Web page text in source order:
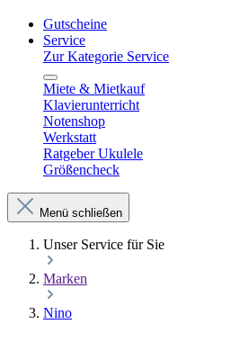
Gutscheine
Service
Zur Kategorie Service
Miete & Mietkauf
Klavierunterricht
Notenshop
Werkstatt
Ratgeber Ukulele
Größencheck
Menü schließen
Unser Service für Sie
Marken
Nino